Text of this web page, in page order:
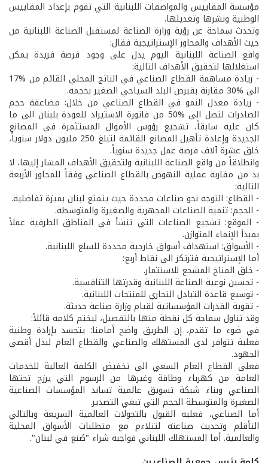
مؤسسة المقاييس والمواصفات اللبنانية التي تقوم بإعداد المقاييس
الوطنية ونشرها وتعديلها.
وتحدث سماحة عن رؤية وزارة الصناعة لمستقبل الصناعة اللبنانية من
حيث الأهداف والمحاور الإستراتيجية فقال:
واقع الصناعة اللبنانية اليوم يدل على وجود فرصة فريدة يمكن
استغلالها لتحقيق الأهداف التالية:
- زيادة مساهمة القطاع الصناعي في الناتج المحلي القائم من %17
الى %30 مقارنة بقبرص البلد السياحي الصغير بحجمه.
- زيادة معدل النمو في القطاع الصناعي من خلال: مضاعفة حجم
الصادرات لتصل الى %50 من فاتورة الاستيراد للعودة بلبنان الى ما
كان عليه سابقاً، تشجيع رؤوس الأموال المستثمرة في المصانع
الجديدة وإعادة تأهيل المصانع القائمة لتبلغ 250 مليون دولار سنوياً،
خلق عشرة آلاف فرصة عمل جديدة سنوياً.
وانطلاقاً من واقع الصناعة اللبنانية ولتحقيق الأهداف المشار إليها، لا
بد من مقاربة عملية النهوض بالقطاع الصناعي وفقاً للمحاور الأربعة
التالية:
- القطاع: التوجه نحو صناعات محددة حيث يتمتع لبنان بميزة تفاضلية.
- الحجم: تنمية الصناعات المجهرية والصغيرة والمتوسطة.
- الموقع: تشجيع الصناعات التي تنشأ في المناطق الطرفية عملاً
بمبدأ الإنماء المتوازن.
- الأسواق: استهداف أسواق خارجية محددة للسلع اللبنانية.
أما الإستراتيجية فترتكز الى نقاط أربع:
- خلق المناخ المشجع للاستثمار.
- تحسين نوعية الصناعة اللبنانية وقدرتها التنافسية.
- توسيع قاعدة التبادل التجاري للمنتجات اللبنانية.
- تقوية القدرات المؤسساتية لقيام وزارة صناعة حديثة.
وقد تناول سماحة كل نقطة منها بالتفصيل، ليختم كلامه قائلاً:
في ضوء ما تقدم، إن الطريق واضح أمامنا: يتجسد بإرادة وطنية
فعلية تتوافر لدى المستهلك والصناعي والقطاع العام لبذل أقصى
الجهود.
فعلى القطاع العام السعي الى تخفيض الكلفة العالية للخدمات
العامة من كهرباء وطاقة وغيرها من الرسوم التي يرزح تحتها
الصناعي وبناء شبكة تسويق عالمية تساند المؤسسات الصناعية
الصغيرة والمتوسطة الحجم التي تبغي التصدير.
أما الصناعي، فعليه القبول بالتحولات العالمية السريعة وبالتالي
التأقلم وتحديث صناعته لتتلاءم مع متطلبات الأسواق المحلية
والعالمية. أما المستهلك اللبناني فواجبه شراء "صُنع في لبنان".